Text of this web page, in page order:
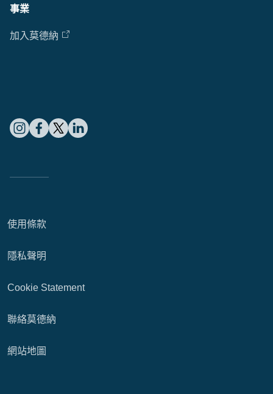
事業
加入莫德納
使用條款
隱私聲明
Cookie Statement
聯絡莫德納
網站地圖